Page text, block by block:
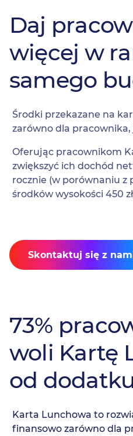
Daj
więcej w
samego
Środki przekazane na
zarówno dla
Oferując pracownikom
zwiększyć ich dochód
rocznie (w porównaniu z
środków wysokości 450
Skontaktuj się z
73%
woli Kartę
od
Karta Lunchowa to
finansowo zarówno dla